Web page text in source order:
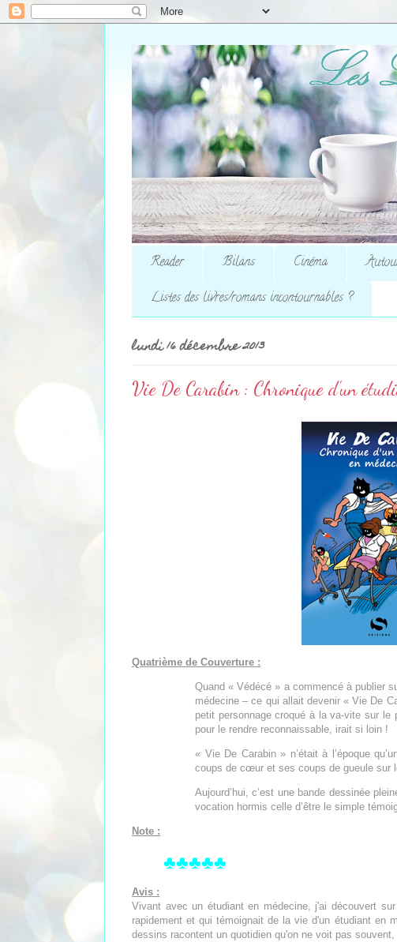
Reader Bilans Cinéma
Listes des livres/romans incontournables ?
lundi 16 décembre 2013
Vie De Carabin : Chronique d'un
Quatrième de Couverture :
Quand « Védécé » a commencé à publier
médecine – ce qui allait devenir « Vie De
petit personnage croqué à la va-vite sur le
pour le rendre reconnaissable, irait si loin !
« Vie De Carabin » n’était à l’époque
coups de cœur et ses coups de gueule sur
Aujourd’hui, c’est une bande dessinée
vocation hormis celle d’être le simple
Note :
♣♣♣♣♣
Avis :
Vivant avec un étudiant en médecine, j'ai découvert
rapidement et qui témoignait de la vie d'un étudiant en
dessins racontent un quotidien qu'on ne voit pas